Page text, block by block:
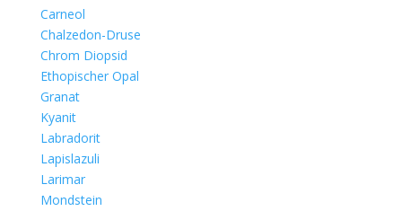
Carneol
Chalzedon-Druse
Chrom Diopsid
Ethopischer Opal
Granat
Kyanit
Labradorit
Lapislazuli
Larimar
Mondstein